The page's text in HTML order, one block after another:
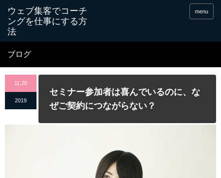
menu
ブログ
11.20
2019
セミナー参加者は喜んでいるのに、な
ぜご契約につながらない？